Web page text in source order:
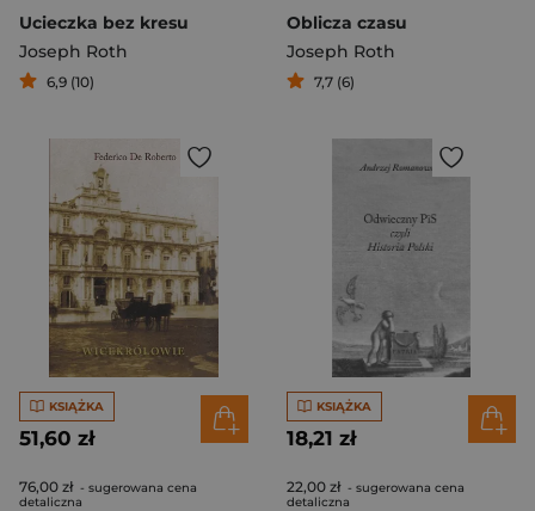
Ucieczka bez kresu
Joseph Roth
6,9 (10)
Oblicza czasu
Joseph Roth
7,7 (6)
KSIĄŻKA
51,60 zł
76,00 zł - sugerowana cena
detaliczna
KSIĄŻKA
18,21 zł
22,00 zł - sugerowana cena
detaliczna